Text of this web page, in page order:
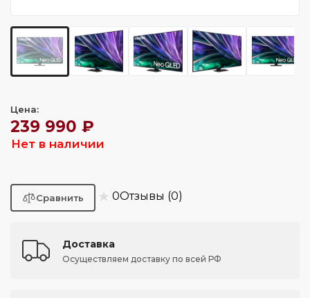
Цена:
239 990 ₽
Нет в наличии
★ 0Отзывы (0)
Доставка
Осуществляем доставку по всей РФ